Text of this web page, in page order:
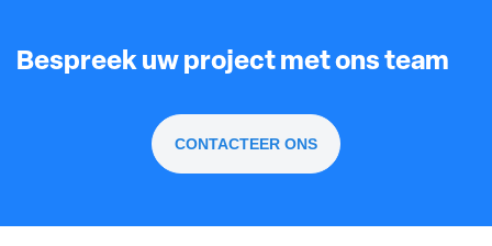
Bespreek uw project met ons team
CONTACTEER ONS